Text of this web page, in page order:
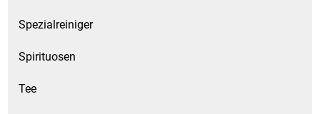
Spezialreiniger
Spirituosen
Tee